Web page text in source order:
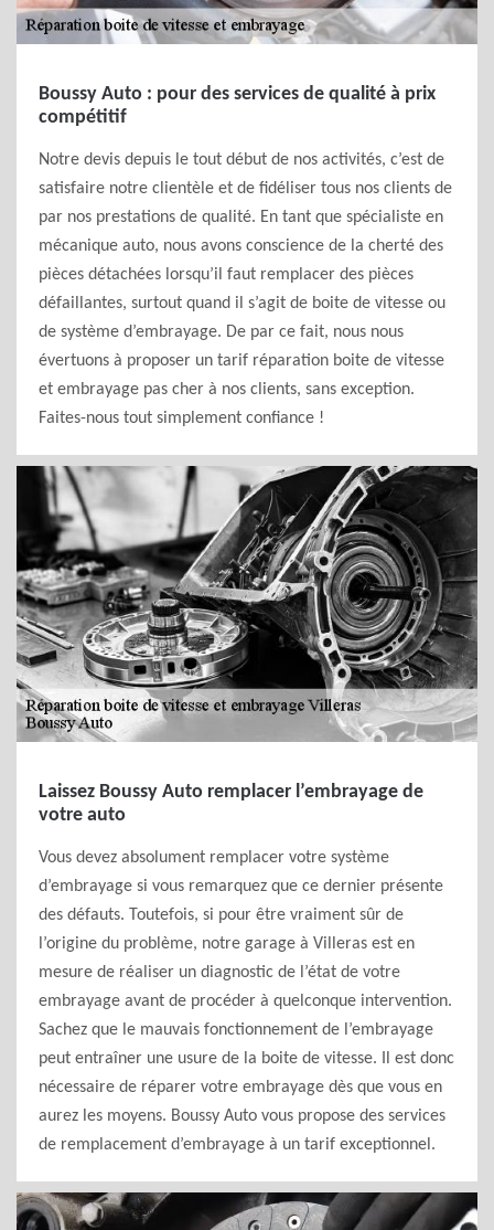
Boussy Auto : pour des services de qualité à prix
compétitif
Notre devis depuis le tout début de nos activités, c’est de
satisfaire notre clientèle et de fidéliser tous nos clients de
par nos prestations de qualité. En tant que spécialiste en
mécanique auto, nous avons conscience de la cherté des
pièces détachées lorsqu’il faut remplacer des pièces
défaillantes, surtout quand il s’agit de boite de vitesse ou
de système d’embrayage. De par ce fait, nous nous
évertuons à proposer un tarif réparation boite de vitesse
et embrayage pas cher à nos clients, sans exception.
Faites-nous tout simplement confiance !
Laissez Boussy Auto remplacer l’embrayage de
votre auto
Vous devez absolument remplacer votre système
d’embrayage si vous remarquez que ce dernier présente
des défauts. Toutefois, si pour être vraiment sûr de
l’origine du problème, notre garage à Villeras est en
mesure de réaliser un diagnostic de l’état de votre
embrayage avant de procéder à quelconque intervention.
Sachez que le mauvais fonctionnement de l’embrayage
peut entraîner une usure de la boite de vitesse. Il est donc
nécessaire de réparer votre embrayage dès que vous en
aurez les moyens. Boussy Auto vous propose des services
de remplacement d’embrayage à un tarif exceptionnel.